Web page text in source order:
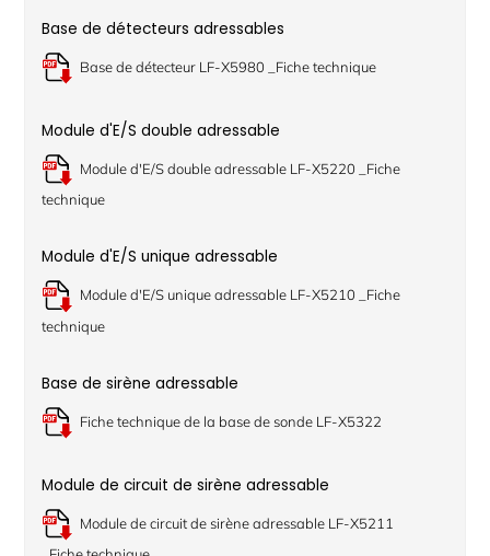
Base de détecteurs adressables
Base de détecteur LF-X5980 _Fiche technique
Module d'E/S double adressable
Module d'E/S double adressable LF-X5220 _Fiche
technique
Module d'E/S unique adressable
Module d'E/S unique adressable LF-X5210 _Fiche
technique
Base de sirène adressable
Fiche technique de la base de sonde LF-X5322
Module de circuit de sirène adressable
Module de circuit de sirène adressable LF-X5211